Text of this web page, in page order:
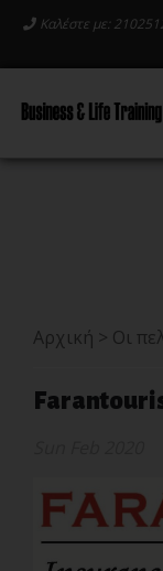
Καλέστε με:
Αρχική > Οι